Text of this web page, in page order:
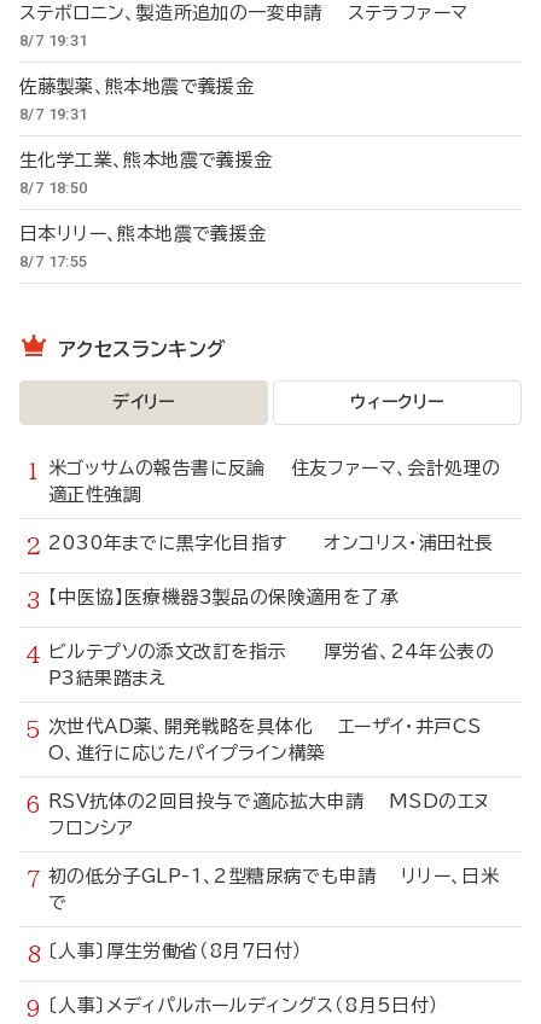
ステボロニン、製造所追加の一変申請 ステラファーマ
8/7 19:31
佐藤製薬、熊本地震で義援金
8/7 19:31
生化学工業、熊本地震で義援金
8/7 18:50
日本リリー、熊本地震で義援金
8/7 17:55
アクセスランキング
デイリー ウィークリー
米ゴッサムの報告書に反論 住友ファーマ、会計処理の
適正性強調
2030年までに黒字化目指す オンコリス・浦田社長
【中医協】医療機器3製品の保険適用を了承
ビルテプソの添文改訂を指示 厚労省、24年公表の
P3結果踏まえ
次世代AD薬、開発戦略を具体化 エーザイ・井戸CS
O、進行に応じたパイプライン構築
RSV抗体の2回目投与で適応拡大申請 MSDのエヌ
フロンシア
初の低分子GLP-1、2型糖尿病でも申請 リリー、日米
で
〔人事〕厚生労働省（8月7日付）
〔人事〕メディパルホールディングス（8月5日付）